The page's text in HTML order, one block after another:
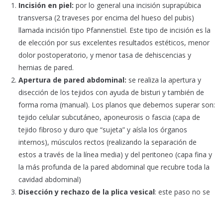
Incisión en piel: por lo general una incisión suprapúbica
transversa (2 traveses por encima del hueso del pubis)
llamada incisión tipo Pfannenstiel. Este tipo de incisión es la
de elección por sus excelentes resultados estéticos, menor
dolor postoperatorio, y menor tasa de dehiscencias y
hernias de pared.
Apertura de pared abdominal: se realiza la apertura y
disección de los tejidos con ayuda de bisturi y también de
forma roma (manual). Los planos que debemos superar son:
tejido celular subcutáneo, aponeurosis o fascia (capa de
tejido fibroso y duro que “sujeta” y aísla los órganos
internos), músculos rectos (realizando la separación de
estos a través de la línea media) y del peritoneo (capa fina y
la más profunda de la pared abdominal que recubre toda la
cavidad abdominal)
Disección y rechazo de la plica vesical: este paso no se